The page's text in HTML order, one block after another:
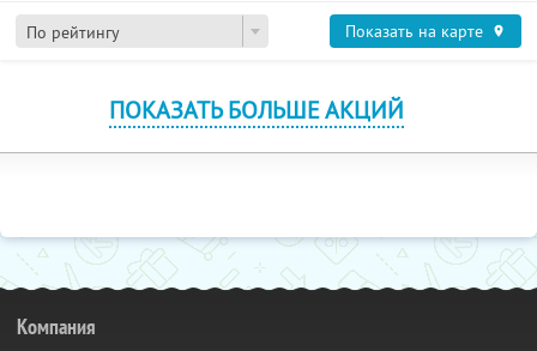
По рейтингу Показать на карте
ПОКАЗАТЬ БОЛЬШЕ АКЦИЙ
Компания